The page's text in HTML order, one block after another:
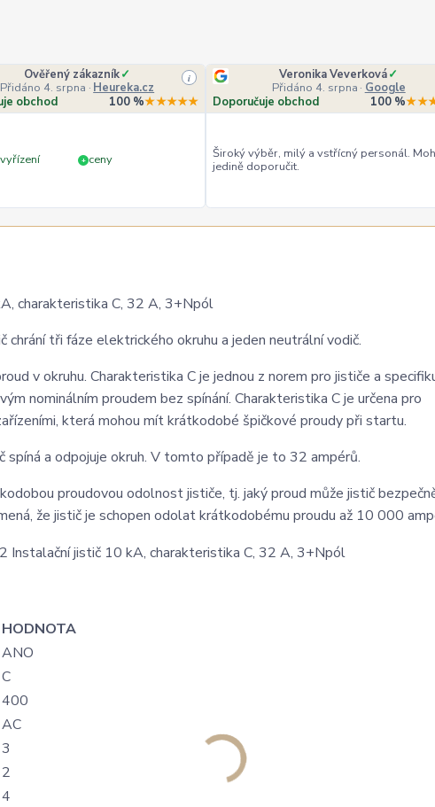
Ověřený zákazník✓
Přidáno 4. srpna · Heureka.cz
i
obchod 100 %★★★★★
+ ceny
Veronika Veverková✓
Přidáno 4. srpna · Google
Doporučuje obchod 100 %
Široký výběr, milý a vstřícný personál.
jedině doporučit.
charakteristika C, 32 A, 3+Npól
tři fáze elektrického okruhu a jeden neutrální vodič.
v okruhu. Charakteristika C je jednou z norem pro jističe a
nominálním proudem bez spínání. Charakteristika C je určena pro
která mohou mít krátkodobé špičkové proudy při startu.
a odpojuje okruh. V tomto případě je to 32 ampérů.
proudovou odolnost jističe, tj. jaký proud může jistič
že jistič je schopen odolat krátkodobému proudu až 10 000
HODNOTA
ANO
C
400
AC
3
2
4